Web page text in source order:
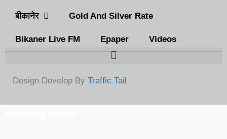
बीकानेर Gold And Silver Rate
Bikaner Live FM Epaper Videos
Design Develop By Traffic Tail